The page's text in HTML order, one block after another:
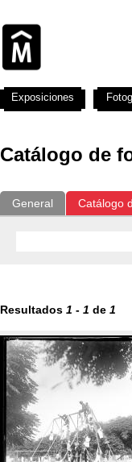
Catálogo de
General Catálogo
Resultados 1 - 1 de 1
Exposiciones